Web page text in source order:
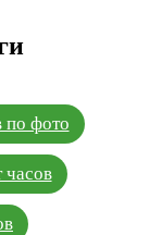
по фото
часов